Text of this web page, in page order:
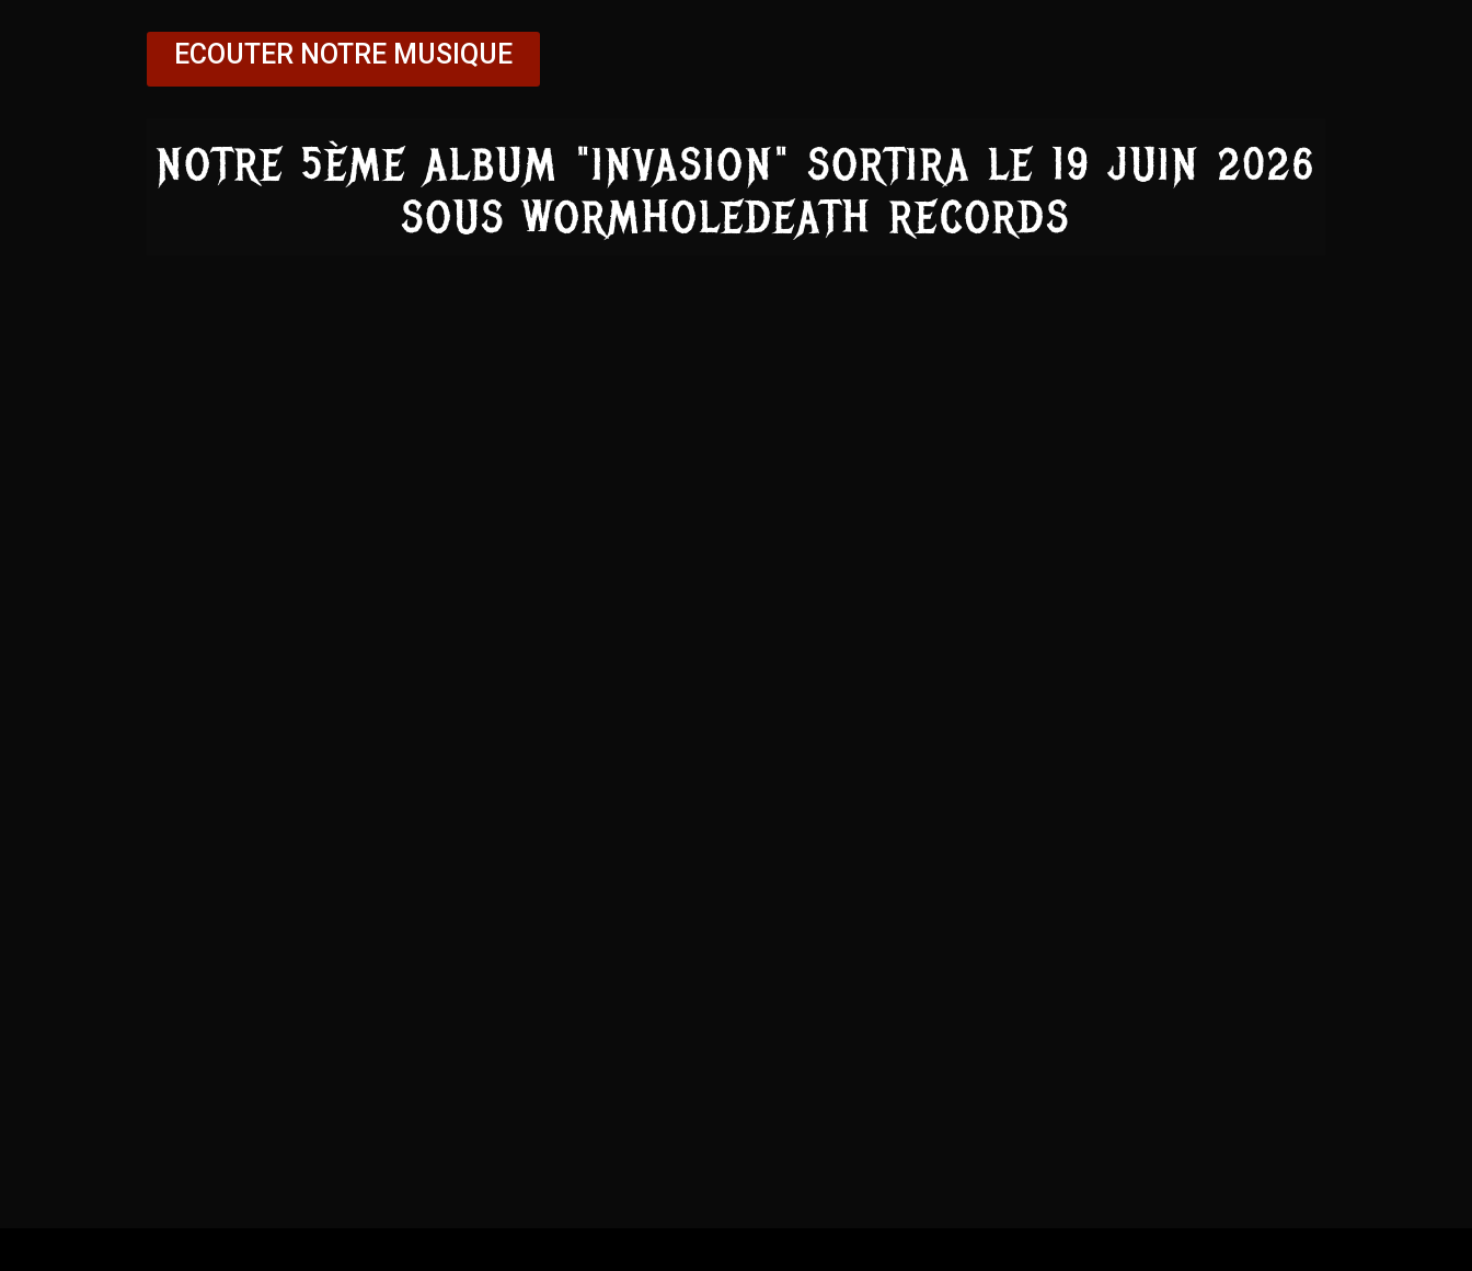
ECOUTER NOTRE MUSIQUE
NOTRE 5ÈME ALBUM "INVASION" SORTIRA LE 19 JUIN 2026
SOUS WORMHOLEDEATH RECORDS